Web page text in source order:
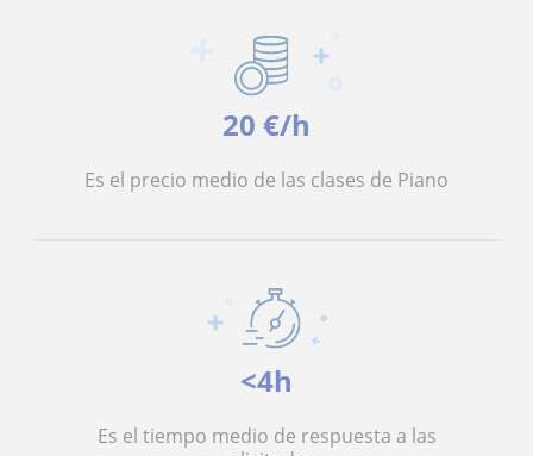
20 €/h
Es el precio medio de las clases de Piano
<4h
Es el tiempo medio de respuesta a las